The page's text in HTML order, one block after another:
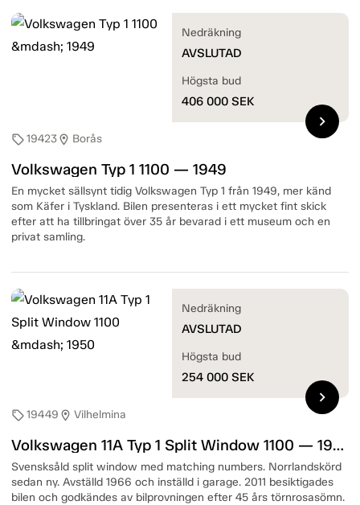
sell19423location_on Borås
Volkswagen Typ 1 1100 — 1949
En mycket sällsynt tidig Volkswagen Typ 1 från 1949, mer känd
som Käfer i Tyskland. Bilen presenteras i ett mycket fint skick
efter att ha tillbringat över 35 år bevarad i ett museum och en
privat samling.
Nedräkning
AVSLUTAD
Högsta bud
406 000 SEK
chevron_right
sell19449 location_on Vilhelmina
Volkswagen 11A Typ 1 Split Window 1100 — 1950
Svensksåld split window med matching numbers. Norrlandskörd
sedan ny. Avställd 1966 och inställd i garage. 2011 besiktigades
bilen och godkändes av bilprovningen efter 45 års törnrosasömn.
Nedräkning
AVSLUTAD
Högsta bud
254 000 SEK
chevron_right